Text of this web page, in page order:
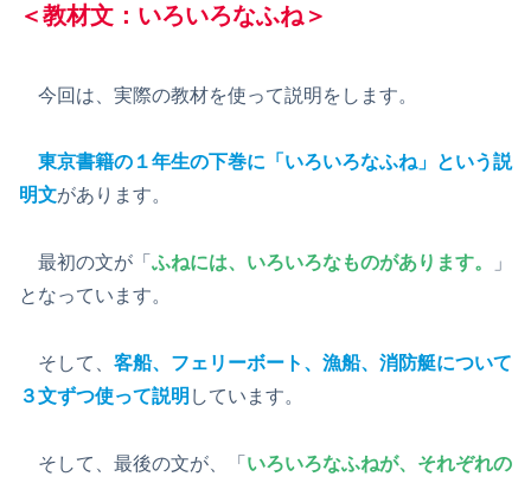
＜教材文：いろいろなふね＞
今回は、実際の教材を使って説明をします。
東京書籍の１年生の下巻に「いろいろなふね」という説
明文があります。
最初の文が「 ふねには、いろいろなものがあります。
」
となっています。
そして、 客船、フェリーボート、漁船、消防艇について
３文ずつ使って説明 しています。
そして、最後の文が、「 いろいろなふねが、それぞれの